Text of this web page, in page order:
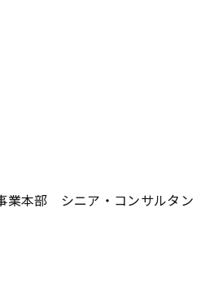
業本部 シニア・コンサルタン